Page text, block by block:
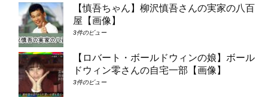
【慎吾ちゃん】柳沢慎吾さんの実家の八百
屋【画像】
3件のビュー
【ロバート・ボールドウィンの娘】ボール
ドウィン零さんの自宅一部【画像】
3件のビュー